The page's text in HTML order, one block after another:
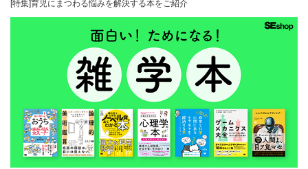
[特集]育児にまつわる悩みを解決する本をご紹介